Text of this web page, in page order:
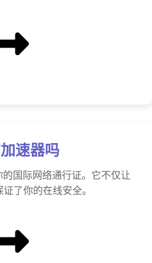
速器吗
国际网络通行证。它不仅让
了你的在线安全。